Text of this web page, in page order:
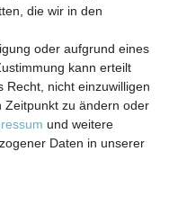
AGB
Widerrufs­recht
die wir in den
oder aufgrund eines
kann erteilt
Recht, nicht einzuwilligen
Zeitpunkt zu ändern oder
und weitere
Daten in unserer